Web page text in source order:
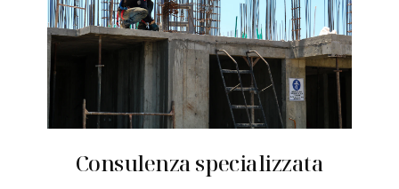
Consulenza specializzata